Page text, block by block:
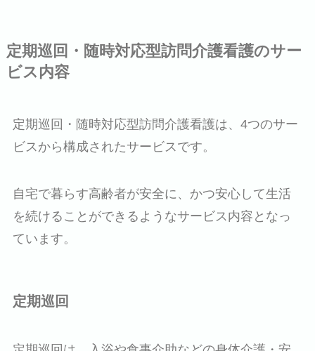
定期巡回・随時対応型訪問介護看護のサー
ビス内容
定期巡回・随時対応型訪問介護看護は、4つのサー
ビスから構成されたサービスです。
自宅で暮らす高齢者が安全に、かつ安心して生活
を続けることができるようなサービス内容となっ
ています。
定期巡回